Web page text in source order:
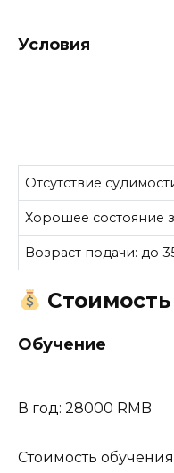
Условия
Отсутствие
Хорошее состояние
Возраст подачи: до
Стоимость
Обучение
В год: 28000 RMB
Стоимость